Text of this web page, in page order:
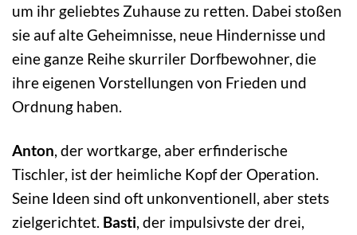
um ihr geliebtes Zuhause zu retten. Dabei stoßen
sie auf alte Geheimnisse, neue Hindernisse und
eine ganze Reihe skurriler Dorfbewohner, die
ihre eigenen Vorstellungen von Frieden und
Ordnung haben.
Anton , der wortkarge, aber erfinderische
Tischler, ist der heimliche Kopf der Operation.
Seine Ideen sind oft unkonventionell, aber stets
zielgerichtet. Basti , der impulsivste der drei,